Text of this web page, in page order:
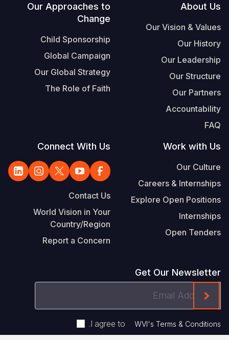
Footer
About Us
Our Vision & Values
Our History
Our Leadership
Our Structure
Our Partners
Accountability
FAQ
Our Approaches to
Change
Child Sponsorship
Global Campaign
Our Global Strategy
The Role of Faith
Work with Us
Our Culture
Careers & Internships
Explore Open Positions
Internships
Open Tenders
Connect With Us
Contact Us
World Vision in Your
Country/Region
Report a Concern
Get Our Newsletter
Address
I agree to WVI's Terms & Conditions
.
On The Mailchimp Signup In The Footer